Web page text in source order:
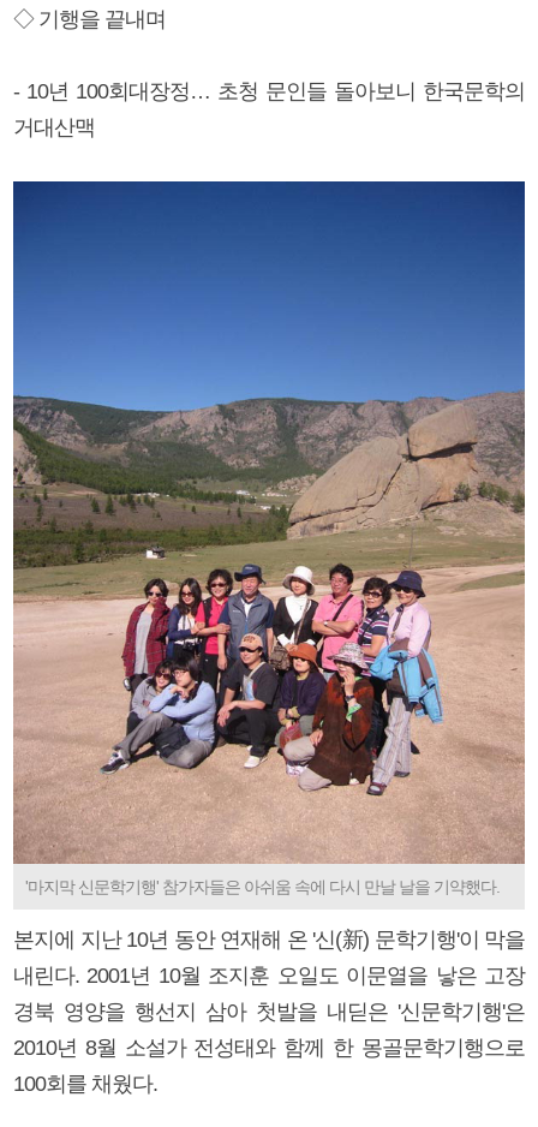
◇ 기행을 끝내며
- 10년 100회대장정… 초청 문인들 돌아보니 한국문학의
거대산맥
'마지막 신문학기행' 참가자들은 아쉬움 속에 다시 만날 날을 기약했다.
본지에 지난 10년 동안 연재해 온 '신(新) 문학기행'이 막을
내린다. 2001년 10월 조지훈 오일도 이문열을 낳은 고장
경북 영양을 행선지 삼아 첫발을 내딛은 '신문학기행'은
2010년 8월 소설가 전성태와 함께 한 몽골문학기행으로
100회를 채웠다.